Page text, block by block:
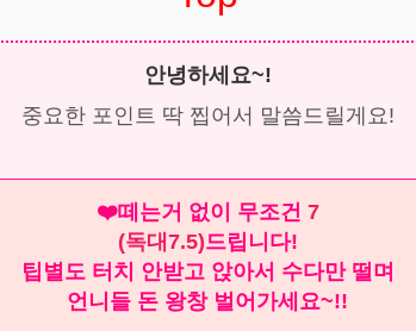
안녕하세요~!
중요한 포인트 딱 찝어서 말씀드릴게요!
❤️떼는거 없이 무조건 7
(독대7.5)드립니다!
팁별도 터치 안받고 앉아서 수다만 떨며
언니들 돈 왕창 벌어가세요~!!